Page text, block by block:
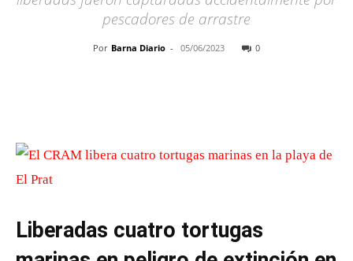
pescadores de arrastre
Por Barna Diario - 05/06/2023 0
Liberadas cuatro tortugas